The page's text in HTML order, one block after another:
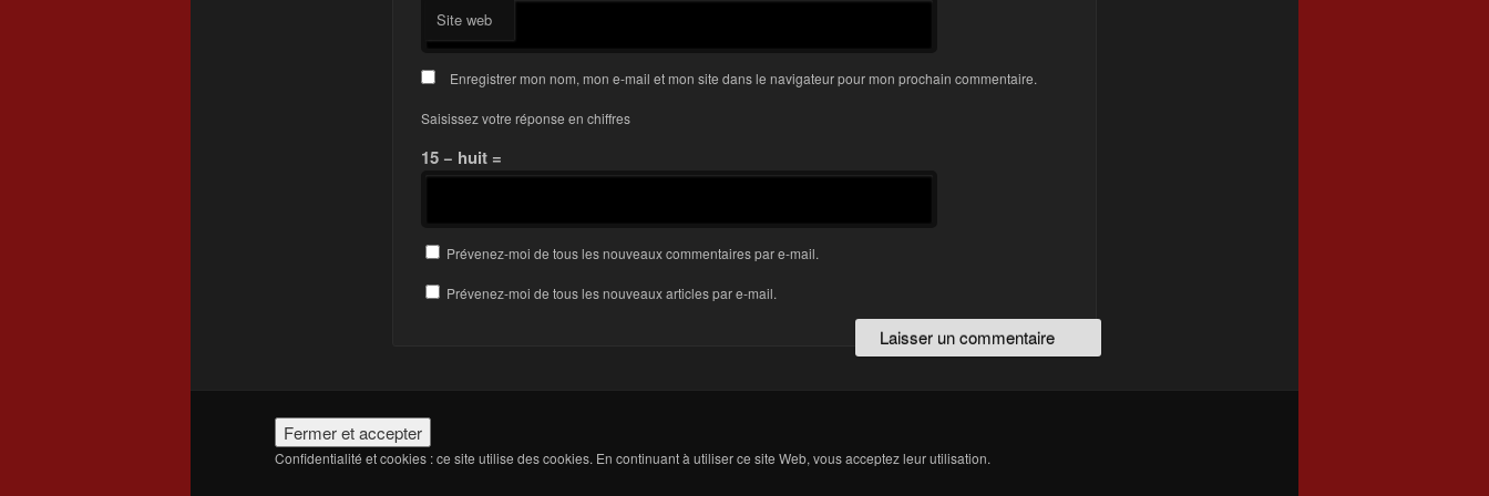
Site web
Enregistrer mon nom, mon e-mail et mon site dans le navigateur pour mon prochain commentaire.
Saisissez votre réponse en chiffres
15 − huit =
Prévenez-moi de tous les nouveaux commentaires par e-mail.
Prévenez-moi de tous les nouveaux articles par e-mail.
Confidentialité et cookies : ce site utilise des cookies. En continuant à utiliser ce site Web, vous acceptez leur utilisation.